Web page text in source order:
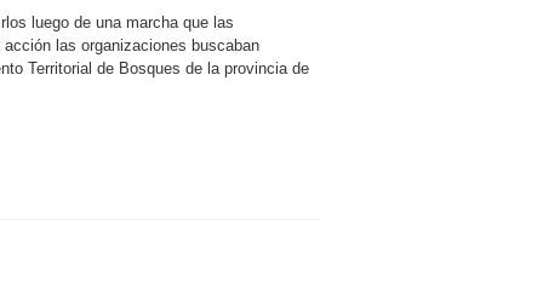
luego de una marcha que las
las organizaciones buscaban
Territorial de Bosques de la provincia de